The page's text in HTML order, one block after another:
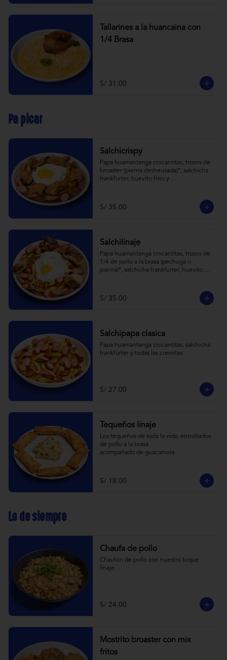
Tallarines a la huancaina con
1/4 Brasa
S/ 31.00
Pa picar
Salchicrispy
Papa huamantanga crocantitas, trozos de
broaster (pierna desheusada)*, salchicha
frankfurter, huevito frito y
S/ 35.00
Salchilinaje
Papa huamantanga crocantitas, trozos de
1/4 de pollo a la brasa (pechuga o
pierna)*, salchicha frankfurter, huevito
o pierna es sujeta a stock.
S/ 35.00
Salchipapa clasica
Papa huamantanga crocantitas, salchicha
frankfurter y todas las cremitas
S/ 27.00
Tequeños linaje
Los tequeños de toda la vida, enrrollados
de pollo a la brasa
acompañado de guacamole.
S/ 18.00
Lo de siempre
Chaufa de pollo
Chaufón de pollo con nuestro toque
linaje
S/ 24.00
Mostrito broaster con mix
fritos